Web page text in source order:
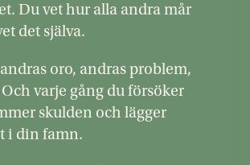
Du vet hur alla andra mår
det själva.
oro, andras problem,
varje gång du försöker
skulden och lägger
i din famn.